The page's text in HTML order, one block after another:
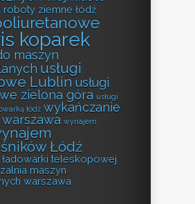
roboty ziemne łódź
koparek
maszyn
usługi
Lublinusługi
zielona góra usługi
łódź wykańczanie
wynajem
Łódź
teleskopowej
maszyn
warszawa